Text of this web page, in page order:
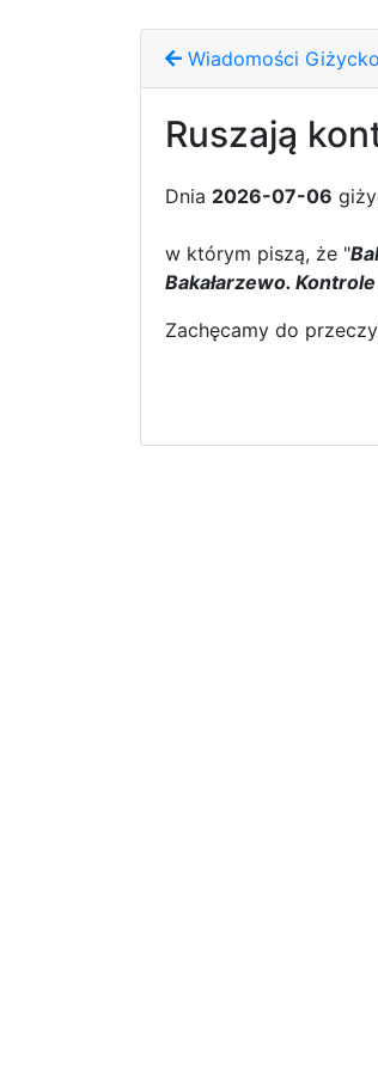
Wiadomości Giżycko
Ruszają
Dnia 2026-07-06
w którym piszą, że "
Bakałarzewo.
Zachęcamy do